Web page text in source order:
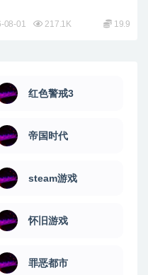
08-01 217.1K 19.9
红色警戒3
帝国时代
steam游戏
怀旧游戏
罪恶都市